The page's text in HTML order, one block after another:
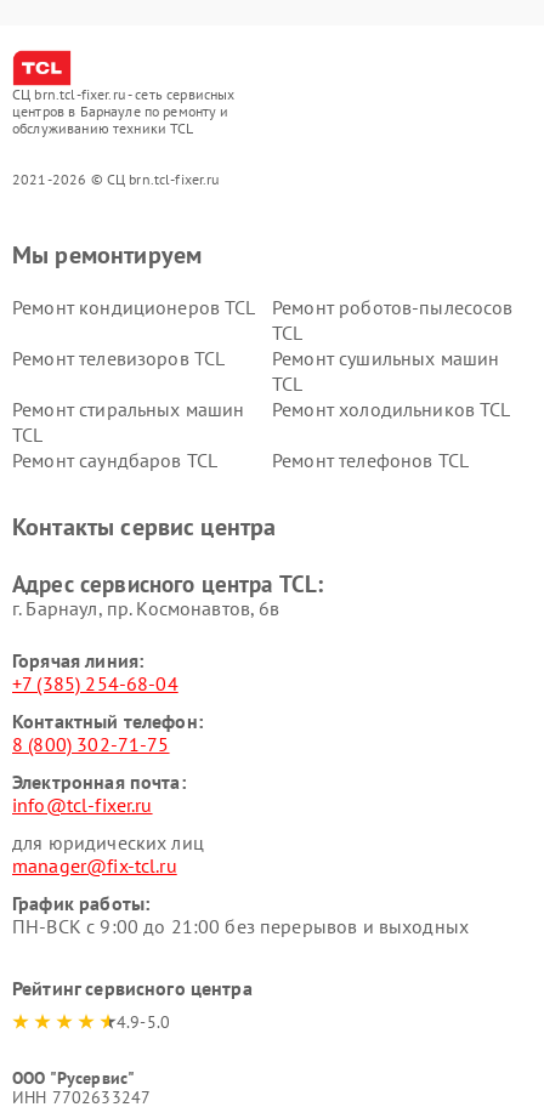
СЦ brn.tcl-fixer.ru - сеть сервисных
центров в Барнауле по ремонту и
обслуживанию техники TCL
2021-2026 © СЦ brn.tcl-fixer.ru
Мы ремонтируем
Ремонт кондиционеров TCL
Ремонт роботов-пылесосов
TCL
Ремонт телевизоров TCL
Ремонт сушильных машин
TCL
Ремонт стиральных машин
TCL
Ремонт холодильников TCL
Ремонт саундбаров TCL Ремонт телефонов TCL
Контакты сервис центра
Адрес сервисного центра TCL:
г. Барнаул, ​пр. Космонавтов, 6в
Горячая линия:
+7 (385) 254-68-04
Контактный телефон:
8 (800) 302-71-75
Электронная почта:
info@tcl-fixer.ru
для юридических лиц
manager@fix-tcl.ru
График работы:
ПН-ВСК с 9:00 до 21:00 без перерывов и выходных
Рейтинг сервисного центра
4.9-5.0
ООО "Русервис"
ИНН 7702633247